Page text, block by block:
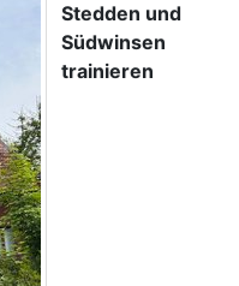
Stedden und
Südwinsen
trainieren